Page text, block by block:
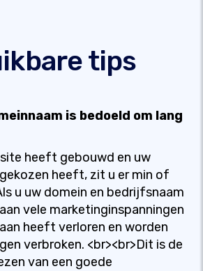
tips
is bedoeld om lang
heeft gebouwd en uw
heeft, zit u er min of
u uw domein en bedrijfsnaam
vele marketinginspanningen
heeft verloren en worden
verbroken. <br><br>Dit is de
van een goede